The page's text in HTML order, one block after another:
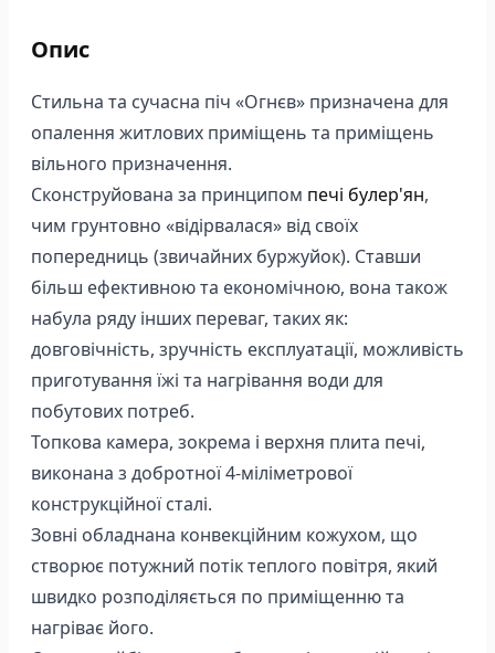
Опис
Стильна та сучасна піч «Огнєв» призначена для
опалення житлових приміщень та приміщень
вільного призначення.
Сконструйована за принципом печі булер'ян,
чим грунтовно «відірвалася» від своїх
попередниць (звичайних буржуйок). Ставши
більш ефективною та економічною, вона також
набула ряду інших переваг, таких як:
довговічність, зручність експлуатації, можливість
приготування їжі та нагрівання води для
побутових потреб.
Топкова камера, зокрема і верхня плита печі,
виконана з добротної 4-міліметрової
конструкційної сталі.
Зовні обладнана конвекційним кожухом, що
створює потужний потік теплого повітря, який
швидко розподіляється по приміщенню та
нагріває його.